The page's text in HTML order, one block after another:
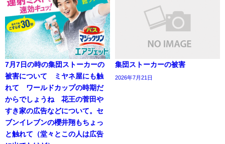
7月7日の時の集団ストーカーの
被害について ミヤネ屋にも触
れて ワールドカップの時期だ
からでしょうね 花王の菅田や
すき家の広告などについて。セ
ブンイレブンの櫻井翔もちょっ
と触れて（堂々とこの人は広告
集団ストーカーの被害
2026年7月21日